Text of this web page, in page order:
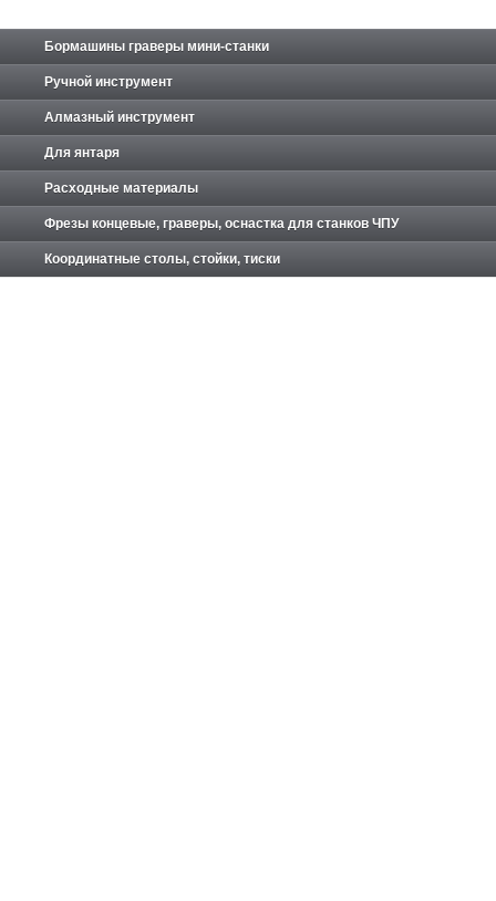
Бормашины граверы мини-станки
Ручной инструмент
Алмазный инструмент
Для янтаря
Расходные материалы
Фрезы концевые, граверы, оснастка для станков ЧПУ
Координатные столы, стойки, тиски